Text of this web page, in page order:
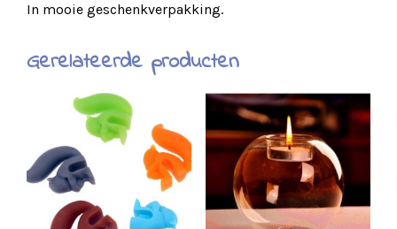
In mooie geschenkverpakking.
Gerelateerde producten